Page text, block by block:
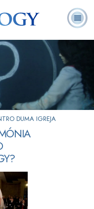
Perguntas
Frequentes
DUMA IGREJA